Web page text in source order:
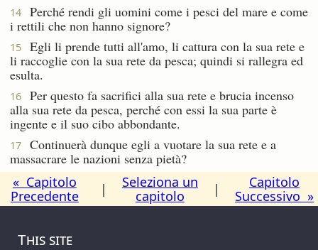
14
Perché rendi gli uomini come i pesci del mare e come
i rettili che non hanno signore?
15
Egli li prende tutti all'amo, li cattura con la sua rete e
li raccoglie con la sua rete da pesca; quindi si rallegra ed
esulta.
16
Per questo fa sacrifici alla sua rete e brucia incenso
alla sua rete da pesca, perché con essi la sua parte è
ingente e il suo cibo abbondante.
17
Continuerà dunque egli a vuotare la sua rete e a
massacrare le nazioni senza pietà?
« Capitolo
Precedente
|
Seleziona un
capitolo
|
Capitolo
Successivo »
This site